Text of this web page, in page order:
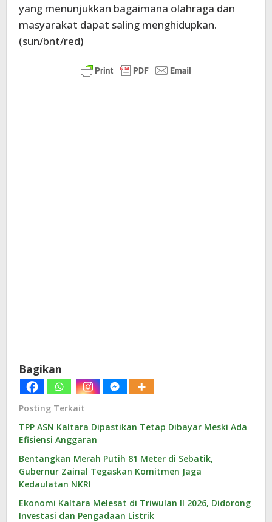
yang menunjukkan bagaimana olahraga dan
masyarakat dapat saling menghidupkan.
(sun/bnt/red)
Bagikan
Posting Terkait
TPP ASN Kaltara Dipastikan Tetap Dibayar Meski Ada
Efisiensi Anggaran
Bentangkan Merah Putih 81 Meter di Sebatik,
Gubernur Zainal Tegaskan Komitmen Jaga
Kedaulatan NKRI
Ekonomi Kaltara Melesat di Triwulan II 2026, Didorong
Investasi dan Pengadaan Listrik